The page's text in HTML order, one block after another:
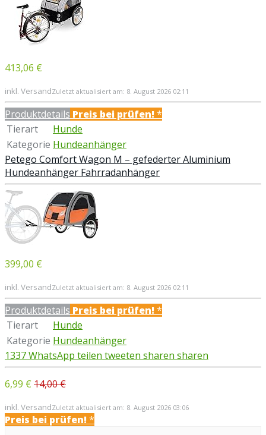
413,06 €
inkl. VersandZuletzt aktualisiert am: 8. August 2026 02:11
Produktdetails Preis bei prüfen!*
Tierart
Hunde
Kategorie Hundeanhänger
Petego Comfort Wagon M – gefederter Aluminium
Hundeanhänger Fahrradanhänger
399,00 €
inkl. VersandZuletzt aktualisiert am: 8. August 2026 02:11
Produktdetails Preis bei prüfen!*
Tierart
Hunde
Kategorie Hundeanhänger
1337WhatsApp teilen tweeten sharen sharen
6,99 € 14,00 €
inkl. VersandZuletzt aktualisiert am: 8. August 2026 03:06
Preis bei prüfen!*